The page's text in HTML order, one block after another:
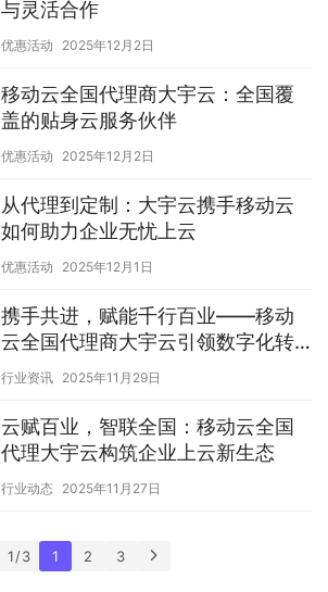
与灵活合作‌
优惠活动 2025年12月2日
移动云全国代理商大宇云：全国覆
盖的贴身云服务伙伴‌
优惠活动 2025年12月2日
从代理到定制：大宇云携手移动云
如何助力企业无忧上云‌
优惠活动 2025年12月1日
携手共进，赋能千行百业——移动
云全国代理商大宇云引领数字化转
型新篇章
行业资讯 2025年11月29日
云赋百业，智联全国：移动云全国
代理大宇云构筑企业上云新生态
行业动态 2025年11月27日
1 / 3 1 2 3